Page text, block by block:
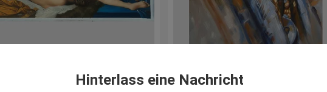
Hinterlass eine Nachricht
nackte Frauen-Ölgemälde-
malende Stammesführer